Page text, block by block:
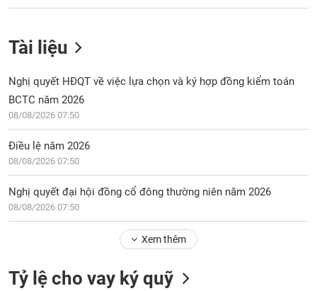
Tài liệu
Nghị quyết HĐQT về việc lựa chọn và ký hợp đồng kiểm toán
BCTC năm 2026
08/08/2026 07:50
Điều lệ năm 2026
08/08/2026 07:50
Nghị quyết đại hội đồng cổ đông thường niên năm 2026
08/08/2026 07:50
Xem thêm
Tỷ lệ cho vay ký quỹ